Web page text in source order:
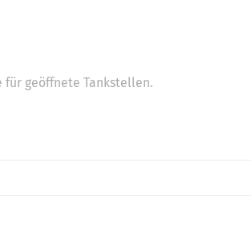
für geöffnete Tankstellen.